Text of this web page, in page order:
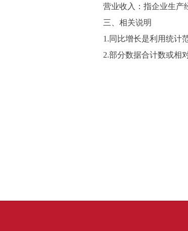
营业收入：指企业生产经
三、相关说明
1.同比增长是利用统计范
2.部分数据合计数或相对